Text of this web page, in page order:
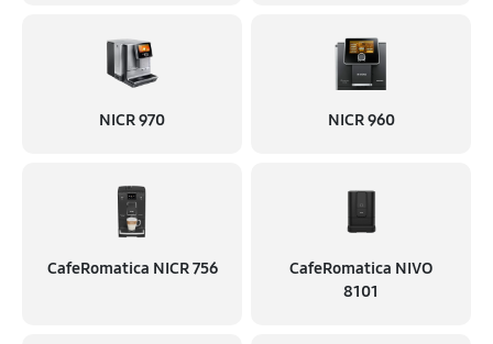
NICR 970 NICR 960
CafeRomatica NICR 756
CafeRomatica NIVO
8101